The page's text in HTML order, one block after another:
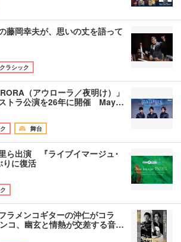
藤岡幸夫が、思いの丈を語って
クラシック
（アウローラ／夜明け）」
トラ公演を26年に開催 May…
舞台
ら出演 『ライブイマージュ･
りに復活
ラメンコギターの沖仁がコラ
コ、幽玄と情熱が交差する音…